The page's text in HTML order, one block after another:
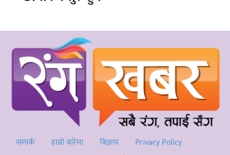
सम्पर्क हाम्रो बारेमा बिज्ञाप
Privacy Policy